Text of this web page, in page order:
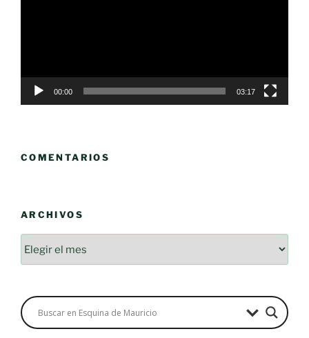
00:00 03:17
COMENTARIOS
ARCHIVOS